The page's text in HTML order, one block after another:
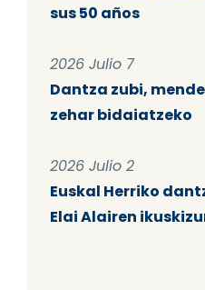
sus 50 años
2026 Julio 7
Dantza zubi,
zehar bidaiatzeko
2026 Julio 2
Euskal Herriko
Elai Alairen